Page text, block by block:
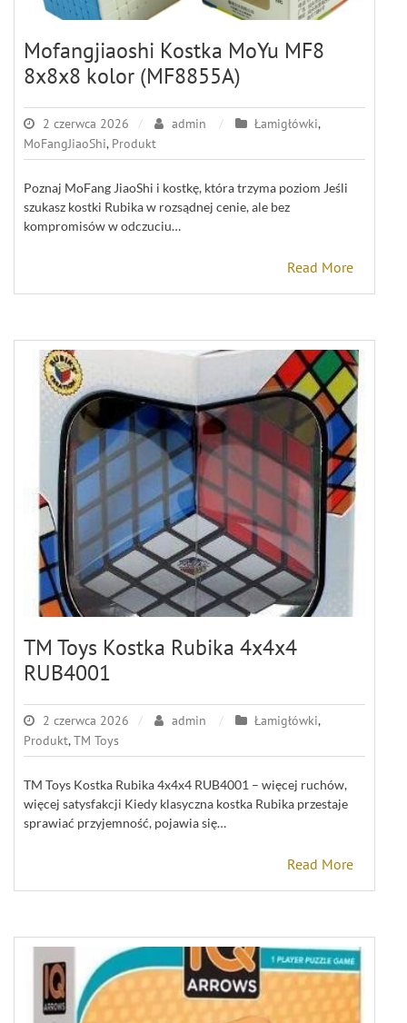
Mofangjiaoshi Kostka MoYu MF8
8x8x8 kolor (MF8855A)
2 czerwca 2026 admin Łamigłówki,
MoFangJiaoShi, Produkt
Poznaj MoFang JiaoShi i kostkę, która trzyma poziom Jeśli
szukasz kostki Rubika w rozsądnej cenie, ale bez
kompromisów w odczuciu…
Read More
TM Toys Kostka Rubika 4x4x4
RUB4001
2 czerwca 2026 admin Łamigłówki,
Produkt,TM Toys
TM Toys Kostka Rubika 4x4x4 RUB4001 – więcej ruchów,
więcej satysfakcji Kiedy klasyczna kostka Rubika przestaje
sprawiać przyjemność, pojawia się…
Read More